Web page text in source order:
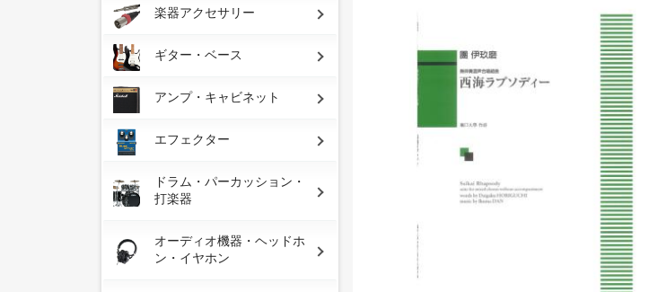
楽器アクセサリー
ギター・ベース
アンプ・キャビネット
エフェクター
ドラム・パーカッション・
打楽器
オーディオ機器・ヘッドホ
ン・イヤホン